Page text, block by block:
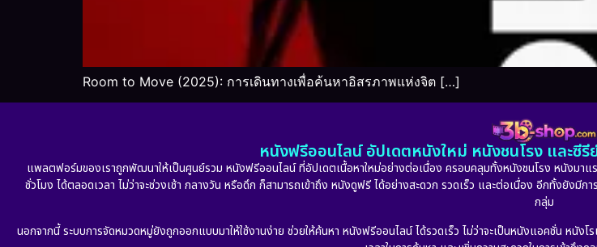
Room to Move (2025): การเดินทางเพื่อค้นหาอิสรภาพแห่งจิต […]
หนังฟรีออนไลน์ อัปเดตหนังใหม่ หนังชนโรง และซี
แพลตฟอร์มของเราถูกพัฒนาให้เป็นศูนย์รวม หนังฟรีออนไลน์ ที่อัปเดตเนื้อหาใหม่อย่างต่อเนื่อง ครอบคลุมทั้งหนังชนโรง หนังมา
ชั่วโมง ได้ตลอดเวลา ไม่ว่าจะช่วงเช้า กลางวัน หรือดึก ก็สามารถเข้าถึง หนังดูฟรี ได้อย่างสะดวก รวดเร็ว และต่อเนื่อง อีกทั้งยัง
กลุ่ม
นอกจากนี้ ระบบการจัดหมวดหมู่ยังถูกออกแบบมาให้ใช้งานง่าย ช่วยให้ค้นหา หนังฟรีออนไลน์ ได้รวดเร็ว ไม่ว่าจะเป็นหนังแอคชั่น ห